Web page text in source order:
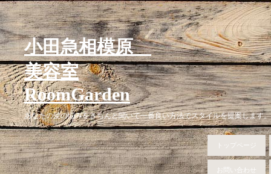
小田急相模原
美容室
RoomGarden
あなたの髪の悩みをきちんと聞いて一番良い方法でスタイルを提案します
トップページ
お問い合わせ